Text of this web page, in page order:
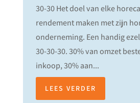
30-30 Het doel van elke
rendement maken met zijn
onderneming. Een handig
30-30-30. 30% van omzet
inkoop, 30% aan...
LEES VERDER